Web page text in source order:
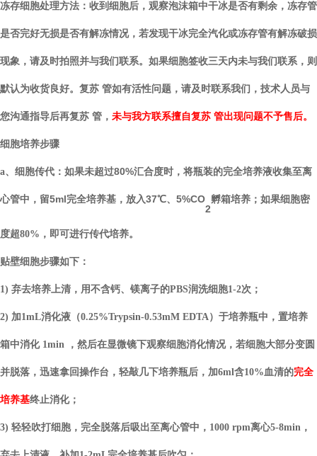
冻存细胞处理方法： 收到细胞后，观察泡沫箱中干冰是否有剩余，冻存管
是否完好无损是否有解冻情况，若发现干冰完全汽化或冻存管有解冻破损
现象，请及时拍照并与我们联系。如果细胞签收三天内未与我们联系，则
默认为收货良好。复苏 管如有活性问题，请及时联系我们，技术人员与
您沟通指导后再复苏 管， 未与我方联系擅自复苏 管出现问题不予售后。
细胞培养步骤
a、 细胞传代 ： 如果未超过80%汇合度时，将瓶装的完全培养液收集至离
心管中，留5ml完全培养基，放入37℃、5%CO
2
孵箱培养； 如果细胞密
度超80%，即可进行传代培养。
贴壁细胞步骤如下：
1) 弃去培养上清，用不含钙、镁离子的PBS润洗细胞1-2次；
2) 加1mL消化液（0.25%Trypsin-0.53mM EDTA）于培养瓶中，置培养
箱中消化 1min ，然后在显微镜下观察细胞消化情况，若细胞大部分变圆
并脱落，迅速拿回操作台，轻敲几下培养瓶后，加6ml含10%血清的完全
培养基终止消化；
3) 轻轻吹打细胞，完全脱落后吸出至离心管中，1000 rpm离心5-8min，